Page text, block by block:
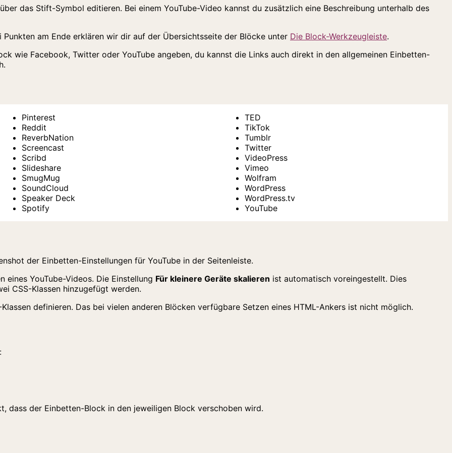
das Stift-Symbol editieren. Bei einem YouTube-Video kannst du zusätzlich eine Beschreibung unterhalb des
am Ende erklären wir dir auf der Übersichtsseite der Blöcke unter Die Block-Werkzeugleiste.
wie Facebook, Twitter oder YouTube angeben, du kannst die Links auch direkt in den allgemeinen Einbetten-
Pinterest
Reddit
ReverbNation
Screencast
Scribd
Slideshare
SmugMug
SoundCloud
Speaker Deck
Spotify
TED
TikTok
Tumblr
Twitter
VideoPress
Vimeo
Wolfram
WordPress
WordPress.tv
YouTube
YouTube-Videos. Die Einstellung Für kleinere Geräte skalieren ist automatisch voreingestellt. Dies
CSS-Klassen hinzugefügt werden.
definieren. Das bei vielen anderen Blöcken verfügbare Setzen eines HTML-Ankers ist nicht möglich.
dass der Einbetten-Block in den jeweiligen Block verschoben wird.